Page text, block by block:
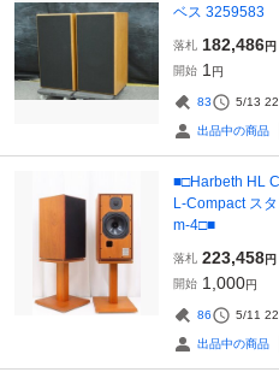
ベス 3259583
落札 182,486円
開始 1 円
83 5/13
出品中の商品
■□Harbeth HL
L-Compact ス
m-4□■
落札 223,458円
開始 1,000円
86 5/11
出品中の商品